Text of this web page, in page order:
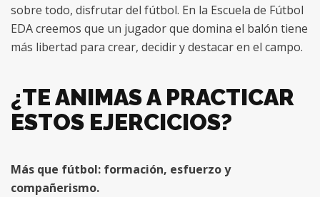
sobre todo, disfrutar del fútbol. En la Escuela de Fútbol
EDA creemos que un jugador que domina el balón tiene
más libertad para crear, decidir y destacar en el campo.
¿TE ANIMAS A PRACTICAR
ESTOS EJERCICIOS?
Más que fútbol: formación, esfuerzo y
compañerismo.